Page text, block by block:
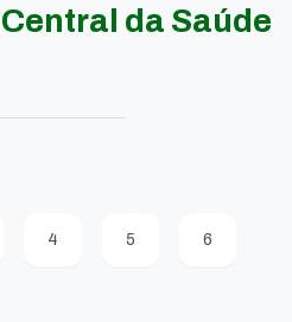
da Saúde
4 5 6